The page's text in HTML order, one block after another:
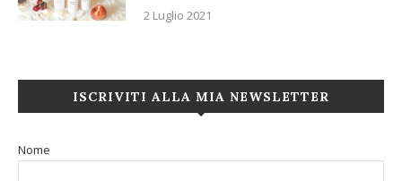
2 Luglio 2021
ISCRIVITI ALLA MIA NEWSLETTER
Nome